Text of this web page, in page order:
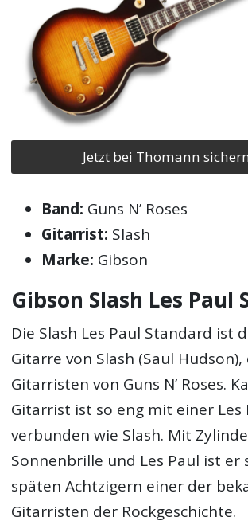
Jetzt bei Thomann
Band: Guns N’ Roses
Gitarrist: Slash
Marke: Gibson
Gibson Slash Les Paul
Die Slash Les Paul Standard ist
Gitarre von Slash (Saul Hudson),
Gitarristen von Guns N’ Roses.
Gitarrist ist so eng mit einer Les
verbunden wie Slash. Mit
Sonnenbrille und Les Paul ist er
späten Achtzigern einer der
Gitarristen der Rockgeschichte.